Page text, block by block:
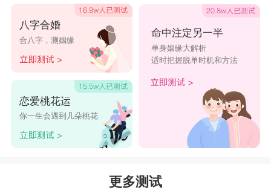
如意、蒸蒸日上、意气风发、活泼开朗;明字五行属水，
本义是日月交辉而大放光明，即《说文解字》所谓的“照
也”，后延伸出照亮、点燃、公开的、天亮等含义。取名
的寓意是明亮清爽、明智理性、聪明睿智、明辨是非、性
格好、思维清晰、善良公正、深明大义、光明磊落。两个
字搭配在一起作为2024龙男宝宝名字，吉祥有寓意，寓意
男孩阳光开朗，乐观积极，充满希望，前程似锦。
点击图片立即测算
八字合婚
合八字，测姻缘
恋爱桃花运
你一生会遇到几朵桃花
命中注定另一半
单身姻缘大解析
适时把握脱单时机和方法
更多测试